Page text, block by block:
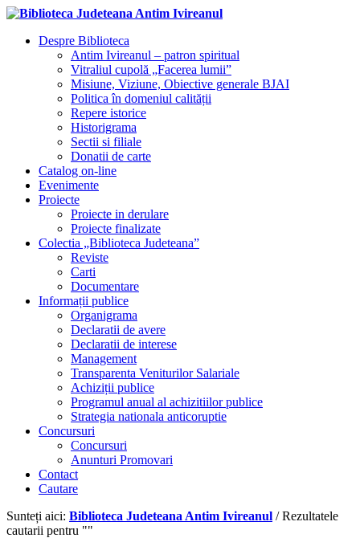
Despre Biblioteca
Antim Ivireanul – patron spiritual
Vitraliul cupolă „Facerea lumii”
Misiune, Viziune, Obiective generale BJAI
Politica în domeniul calității
Repere istorice
Historigrama
Sectii si filiale
Donatii de carte
Catalog on-line
Evenimente
Proiecte
Proiecte in derulare
Proiecte finalizate
Colectia „Biblioteca Judeteana”
Reviste
Carti
Documentare
Informații publice
Organigrama
Declaratii de avere
Declaratii de interese
Management
Transparenta Veniturilor Salariale
Achiziții publice
Programul anual al achizitiilor publice
Strategia nationala anticoruptie
Concursuri
Concursuri
Anunturi Promovari
Contact
Cautare
Sunteți aici: Biblioteca Judeteana Antim Ivireanul / Rezultatele
cautarii pentru ""